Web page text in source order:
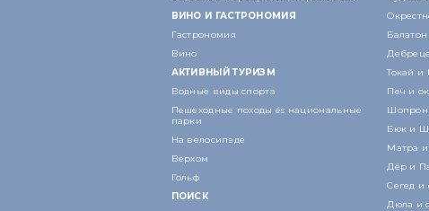
ВИНО И ГАСТРОНОМИЯ
Гастрономия
Вино
АКТИВНЫЙ ТУРИЗМ
Водные виды спорта
Пешеходные походы és национальные
парки
На велосипеде
Верхом
Гольф
ПОИСК
Балатон
Токай и
Печ и
Шопрон
Бюк и
Матра
Дёр и
Сегед и
Дюла и